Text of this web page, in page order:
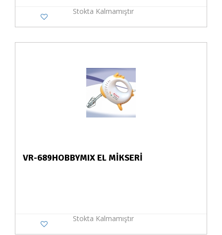
Stokta Kalmamıştır
VR-689HOBBYMIX EL MİKSERİ
Stokta Kalmamıştır